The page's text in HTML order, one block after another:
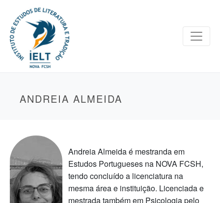
ANDREIA ALMEIDA
Andreia Almeida é mestranda em
Estudos Portugueses na NOVA FCSH,
tendo concluído a licenciatura na
mesma área e instituição. Licenciada e
mestrada também em Psicologia pelo